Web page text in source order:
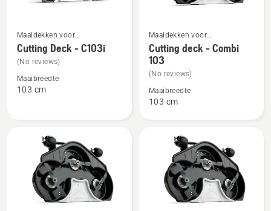
Bekijk
meer
details
over
Cutting
Maaidekken voor
frontzitmaaiers voor
thuisgebruik
Cutting Deck - C103i
(No reviews)
Maaibreedte
103 cm
Bekijk
meer
details
over
Cutting
deck
Maaidekken voor
frontzitmaaiers voor
thuisgebruik
Cutting deck - Combi
103
(No reviews)
Maaibreedte
103 cm